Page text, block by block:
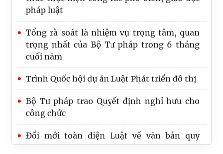
Tổng rà soát là nhiệm vụ trọng tâm, quan
trọng nhất của Bộ Tư pháp trong 6 tháng
cuối năm
Trình Quốc hội dự án Luật Phát triển đô thị
Bộ Tư pháp trao Quyết định nghỉ hưu cho
công chức
Đổi mới toàn diện Luật về văn bản quy
phạm pháp luật nhằm nâng cao chất lượng
hệ thống pháp luật